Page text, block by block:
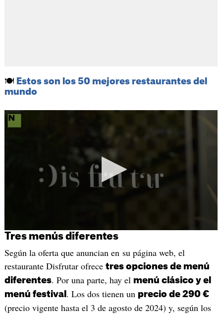
🍽️ Estos son los 50 mejores restaurantes del
mundo
Tres menús diferentes
Según la oferta que anuncian en su página web, el
restaurante Disfrutar ofrece tres opciones de menú
diferentes. Por una parte, hay el menú clásico y el
menú festival . Los dos tienen un precio de 290 €
(precio vigente hasta el 3 de agosto de 2024) y, según los